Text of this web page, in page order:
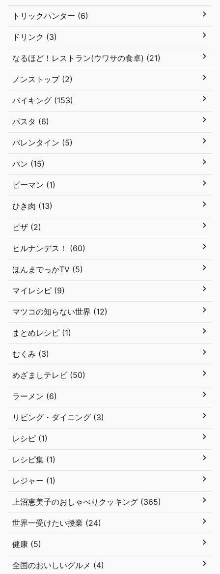
トリックハンター (6)
ドリンク (3)
なるほど！レストラン(ウワサの食卓) (21)
ノンストップ (2)
バイキング (153)
パスタ (6)
バレンタイン (5)
パン (15)
ピーマン (1)
ひき肉 (13)
ピザ (2)
ヒルナンデス！ (60)
ほんまでっかTV (5)
マイレシピ (9)
マツコの知らない世界 (12)
まとめレシピ (1)
むくみ (3)
めざましテレビ (50)
ラーメン (6)
リビング・ダイニング (3)
レシピ (1)
レシピ集 (1)
レジャー (1)
上沼恵美子のおしゃべりクッキング (365)
世界一受けたい授業 (24)
健康 (5)
全国のおいしいグルメ (4)